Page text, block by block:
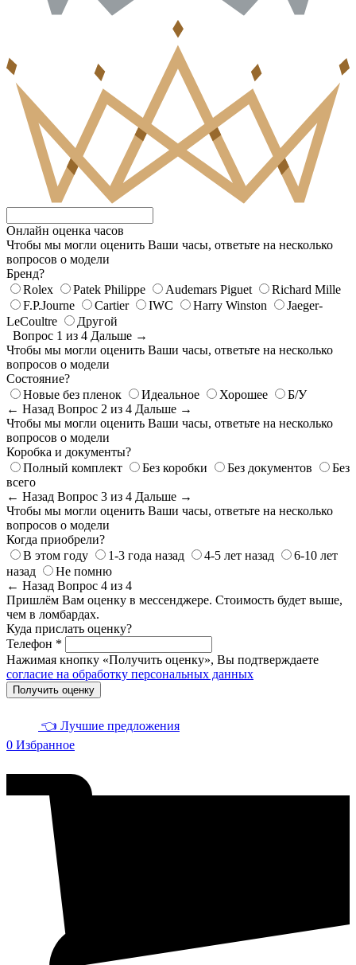
Онлайн оценка часов
Чтобы мы могли оценить Ваши часы, ответьте на несколько
вопросов о модели
Бренд?
Rolex
Patek Philippe Audemars Piguet
Richard Mille
F.P.Journe
Cartier IWC Harry Winston
Jaeger-
LeCoultre
Другой
Вопрос 1 из 4 Дальше →
Чтобы мы могли оценить Ваши часы, ответьте на несколько
вопросов о модели
Состояние?
Новые без пленок
Идеальное Хорошее
Б/У
← Назад Вопрос 2 из 4 Дальше →
Чтобы мы могли оценить Ваши часы, ответьте на несколько
вопросов о модели
Коробка и документы?
Полный комплект
Без коробки Без документов
Без
всего
← Назад Вопрос 3 из 4 Дальше →
Чтобы мы могли оценить Ваши часы, ответьте на несколько
вопросов о модели
Когда приобрели?
В этом году
1-3 года назад 4-5 лет назад
6-10 лет
назад
Не помню
← Назад Вопрос 4 из 4
Пришлём Вам оценку в мессенджере. Стоимость будет выше,
чем в ломбардах.
Куда прислать оценку?
Телефон *
Нажимая кнопку «Получить оценку», Вы подтверждаете
согласие на обработку персональных данных
Получить оценку
👈 Лучшие предложения
0 Избранное